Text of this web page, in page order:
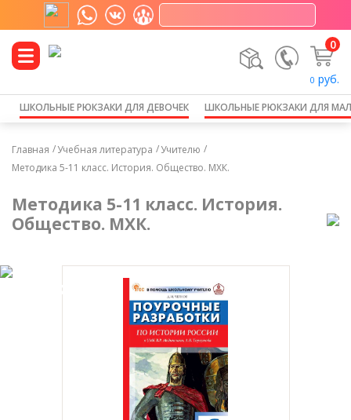
0
0 руб.
ШКОЛЬНЫЕ РЮКЗАКИ ДЛЯ ДЕВОЧЕК ШКОЛЬНЫЕ РЮКЗАКИ ДЛЯ
Главная Учебная литература
Учителю
Методика 5-11 класс. История. Общество. МХК.
Методика 5-11 класс. История.
Общество. МХК.
-25%